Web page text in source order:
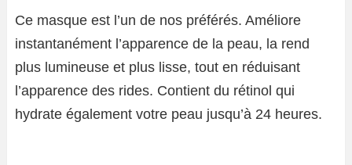
Ce masque est l’un de nos préférés. Améliore
instantanément l’apparence de la peau, la rend
plus lumineuse et plus lisse, tout en réduisant
l’apparence des rides. Contient du rétinol qui
hydrate également votre peau jusqu’à 24 heures.